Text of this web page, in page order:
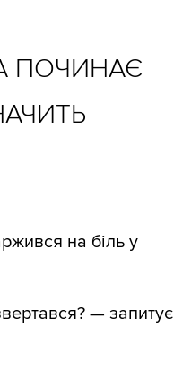
ПОЧИНАЄ
на біль у
— запитує